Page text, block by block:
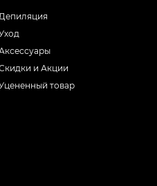
Депиляция
и Акции
товар